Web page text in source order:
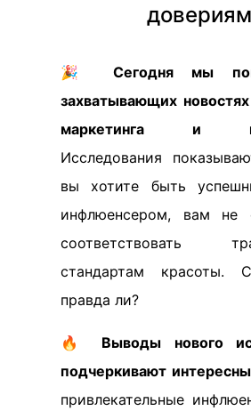
довериям
🎉 Сегодня мы
захватывающих
маркетинга и
Исследования
вы хотите быть
инфлюенсером, вам не
соответствовать
стандартам красоты.
правда ли?
🔥 Выводы нового
подчеркивают
привлекательные